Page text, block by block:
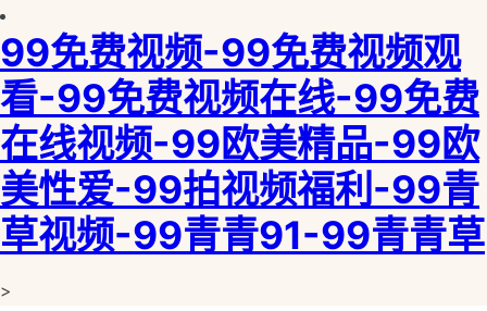
99免费视频-99免费视频观
看-99免费视频在线-99免费
在线视频-99欧美精品-99欧
美性爱-99拍视频福利-99青
草视频-99青青91-99青青草
>